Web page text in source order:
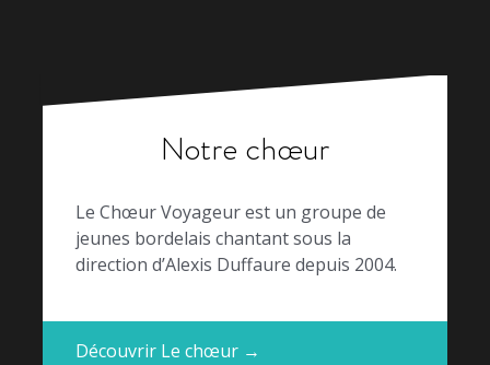
Notre chœur
Le Chœur Voyageur est un groupe de
jeunes bordelais chantant sous la
direction d’Alexis Duffaure depuis 2004.
Découvrir Le chœur →